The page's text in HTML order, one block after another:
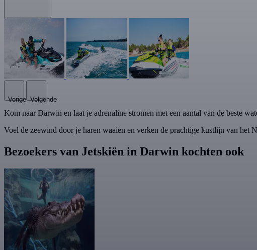
Vorige Volgende
Kom naar Darwin en laat je adrenaline stromen met een aantal van de beste
Voel de zeewind door je haren waaien en verken de prachtige kustlijn van
Bezoekers van Jetskiën in Darwin kochten ook